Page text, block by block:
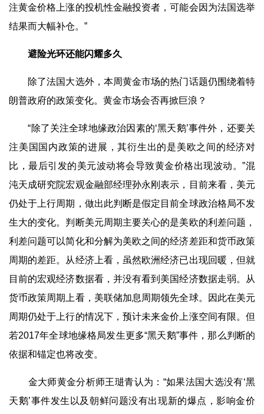
注黄金价格上涨的投机性金融投资者，可能会因为法国选举
结果而大幅补仓。”
避险光环还能闪耀多久
除了法国大选外，本周黄金市场的热门话题仍围绕着特
朗普政府的政策变化。黄金市场会否再掀巨浪？
“除了关注全球地缘政治因素的‘黑天鹅’事件外，还要关
注美国国内政策的进展，其衍生出的是美欧之间的经济对
比，最后引发的美元波动将会导致黄金价格出现波动。”混
沌天成研究院宏观金融部经理孙永刚表示，目前来看，美元
仍处于上行周期，做出此判断是假定目前全球政治格局不发
生大的变化。判断美元周期主要关心的是美欧的利差问题，
利差问题可以简化和分解为美欧之间的经济差距和货币政策
周期的差距。从经济上看，虽然欧洲经济已出现回暖，但就
目前的宏观经济数据看，并没有看到美国经济数据走弱。从
货币政策周期上看，美联储加息周期领先全球。因此在美元
周期仍处于上行的情况下，预计未来金价上涨空间有限。但
若2017年全球地缘格局发生更多“黑天鹅”事件，那么判断的
依据和锚定也将改变。
金大师黄金分析师王琎青认为：“如果法国大选没有‘黑
天鹅’事件发生以及朝鲜问题没有出现新的爆点，影响金价